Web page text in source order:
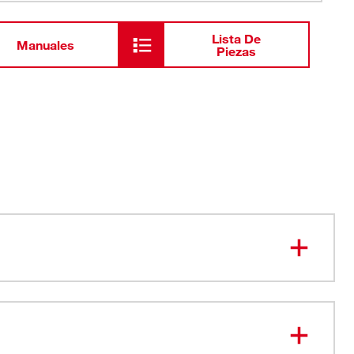
Manuales
Lista De
Piezas
movilidad y componentes adicionales para mejorar la